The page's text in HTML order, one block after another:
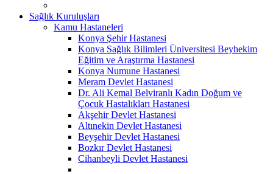
Sağlık Kuruluşları
Kamu Hastaneleri
Konya Şehir Hastanesi
Konya Sağlık Bilimleri Üniversitesi Beyhekim
Eğitim ve Araştırma Hastanesi
Konya Numune Hastanesi
Meram Devlet Hastanesi
Dr. Ali Kemal Belviranlı Kadın Doğum ve
Çocuk Hastalıkları Hastanesi
Akşehir Devlet Hastanesi
Altınekin Devlet Hastanesi
Beyşehir Devlet Hastanesi
Bozkır Devlet Hastanesi
Cihanbeyli Devlet Hastanesi